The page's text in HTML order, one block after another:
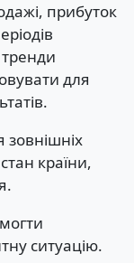
прибуток
для
зовнішніх
країни,
ситуацію.